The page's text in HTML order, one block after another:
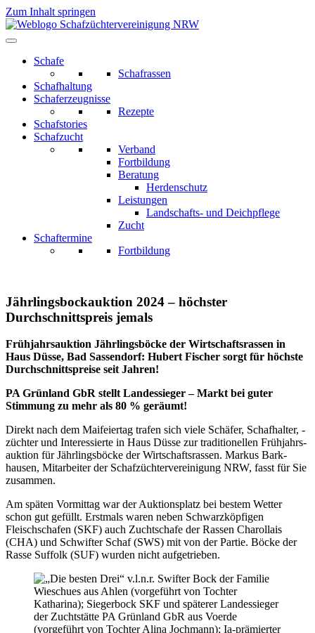
Zum Inhalt springen
Schafe
Schafrassen
Schafhaltung
Schaferzeugnisse
Rezepte
Schafstories
Schafzucht
Verband
Fortbildung
Beratung
Herdenschutz
Leistungen
Landschafts- und Deichpflege
Zucht
Schaftermine
Fortbildung
Jährlingsbockauktion 2024 – höchster
Durchschnittspreis jemals
Frühjahrsauktion Jährlingsböcke der Wirtschaftsrassen in
Haus Düsse, Bad Sassendorf: Hubert Fischer sorgt für höchste
Durchschnittspreise seit Jahren!
PA Grünland GbR stellt Landessieger – Markt bei guter
Stimmung zu mehr als 80 % geräumt!
Direkt nach dem Maifeiertag trafen sich viele Schäfer, Schafhalter, -
züchter und Interessierte in Haus Düsse zur traditionellen Früh­jahrs­
auktion für Jährlingsböcke der Wirtschaftsrassen. Markus Bark­
hausen, Mit­arbeiter der Schafzüchtervereinigung NRW, fasst für Sie
zusammen.
Am späten Vormittag war der Auktionsplatz bei bestem Wetter
schon gut gefüllt. Erstmals waren neben Schwarzköpfigen
Fleischschafen (SKF) auch Zuchtschafe der Rassen Charollais
(CHA) und Schwifter Schaf (SWS) mit von der Partie. Böcke der
Rasse Suffolk (SUF) wurden nicht aufgetrieben.